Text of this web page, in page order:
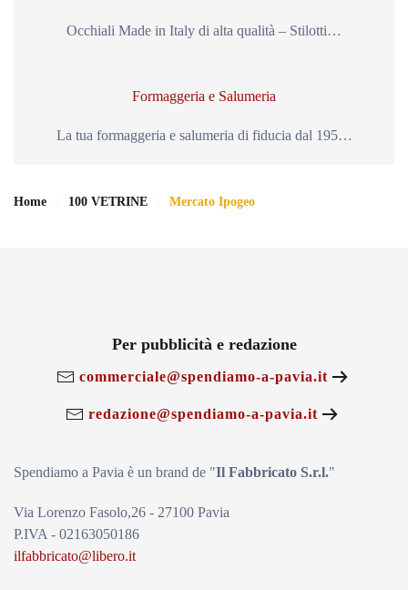
Occhiali Made in Italy di alta qualità – Stilotti…
Formaggeria e Salumeria
La tua formaggeria e salumeria di fiducia dal 195…
Home 100 VETRINE Mercato Ipogeo
Per pubblicità e redazione
commerciale@spendiamo-a-pavia.it
redazione@spendiamo-a-pavia.it
Spendiamo a Pavia è un brand de "Il Fabbricato S.r.l."
Via Lorenzo Fasolo,26 - 27100 Pavia
P.IVA - 02163050186
ilfabbricato@libero.it